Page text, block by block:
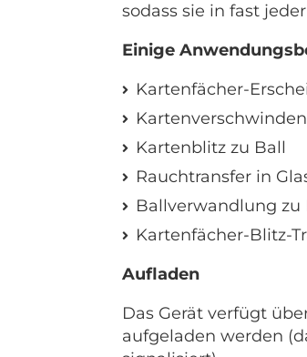
sodass sie in fast
Einige
Kartenfächer-
Kartenblitz zu Ball
Rauchtransfer in
Ballverwandlung
Kartenfächer-Blitz-
Aufladen
Das Gerät verfügt
aufgeladen werden